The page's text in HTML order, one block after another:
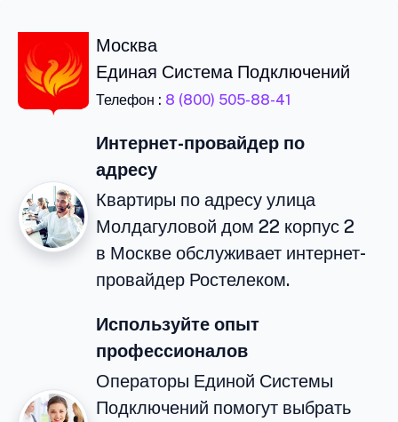
Москва
Единая Система Подключений
Телефон : 8 (800) 505-88-41
Интернет-провайдер по
адресу
Квартиры по адресу улица
Молдагуловой дом 22 корпус 2
в Москве обслуживает интернет-
провайдер Ростелеком.
Используйте опыт
профессионалов
Операторы Единой Системы
Подключений помогут выбрать